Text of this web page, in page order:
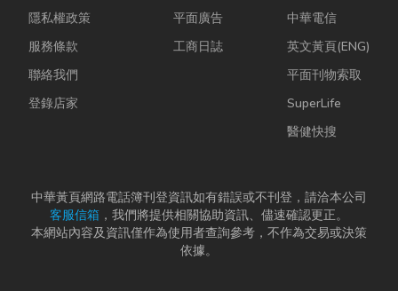
隱私權政策
服務條款
聯絡我們
登錄店家
平面廣告
工商日誌
中華電信
英文黃頁(ENG)
平面刊物索取
SuperLife
醫健快搜
中華黃頁網路電話簿刊登資訊如有錯誤或不刊登，請洽本公司
客服信箱 ，我們將提供相關協助資訊、儘速確認更正。
本網站內容及資訊僅作為使用者查詢參考，不作為交易或決策
依據。